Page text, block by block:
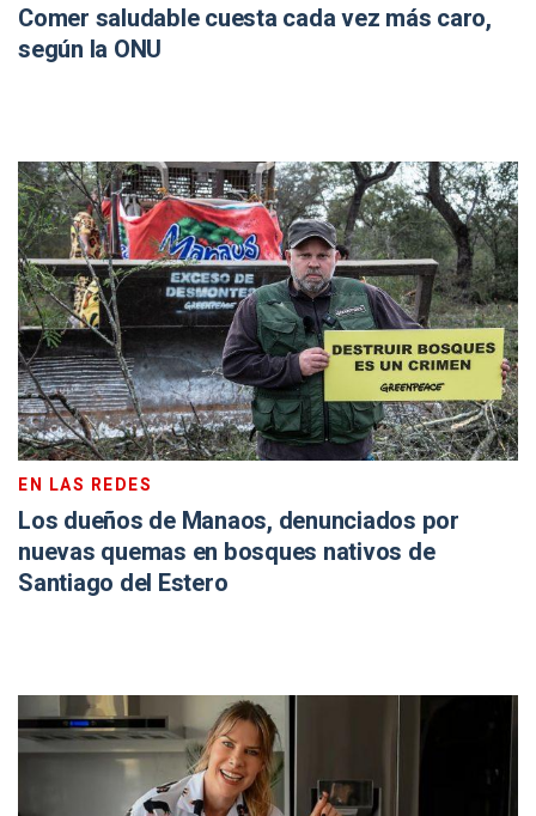
Comer saludable cuesta cada vez más caro,
según la ONU
EN LAS REDES
Los dueños de Manaos, denunciados por
nuevas quemas en bosques nativos de
Santiago del Estero